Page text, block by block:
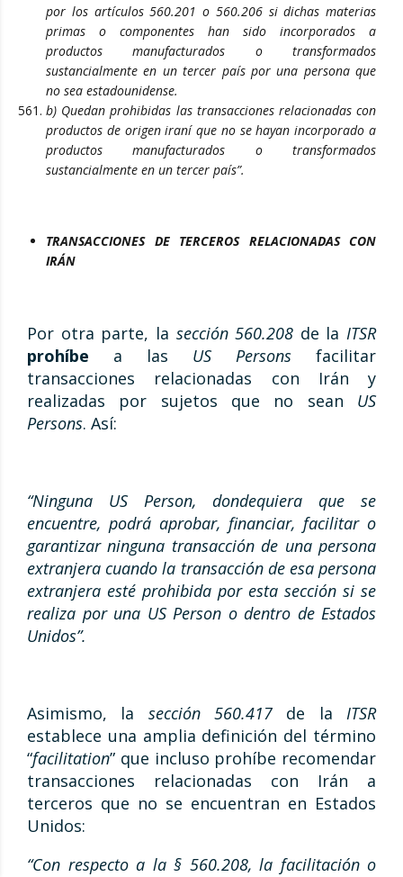
por los artículos 560.201 o 560.206 si dichas materias
primas o componentes han sido incorporados a
productos manufacturados o transformados
sustancialmente en un tercer país por una persona que
no sea estadounidense.
b) Quedan prohibidas las transacciones relacionadas con
productos de origen iraní que no se hayan incorporado a
productos manufacturados o transformados
sustancialmente en un tercer país”.
TRANSACCIONES DE TERCEROS RELACIONADAS CON
IRÁN
Por otra parte, la sección 560.208 de la ITSR
prohíbe a las US Persons facilitar
transacciones relacionadas con Irán y
realizadas por sujetos que no sean US
Persons. Así:
“Ninguna US Person, dondequiera que se
encuentre, podrá aprobar, financiar, facilitar o
garantizar ninguna transacción de una persona
extranjera cuando la transacción de esa persona
extranjera esté prohibida por esta sección si se
realiza por una US Person o dentro de Estados
Unidos”.
Asimismo, la sección 560.417 de laITSR
establece una amplia definición del término
“facilitation” que incluso prohíbe recomendar
transacciones relacionadas con Irán a
terceros que no se encuentran en Estados
Unidos:
“Con respecto a la § 560.208, la facilitación o